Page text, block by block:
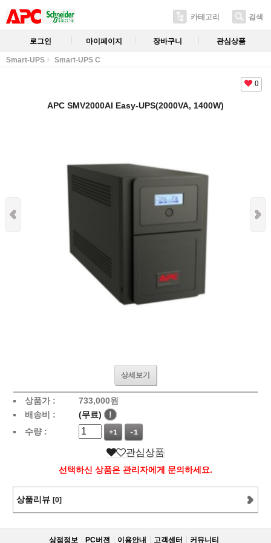
카테고리 검색
로그인 마이페이지 장바구니 관심상품
Smart-UPS Smart-UPS C
0
APC SMV2000AI Easy-UPS(2000VA, 1400W)
상세보기
상품가 : 733,000원
배송비 :
(무료)
!
수량 :
+1 -1
관심상품
선택하신 상품은 관리자에게 문의하세요.
상품리뷰 [0]
상점정보 PC버젼 이용안내 고객센터 커뮤니티